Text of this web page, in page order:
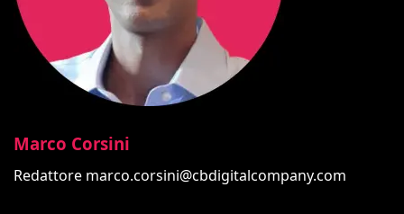
Marco Corsini
Redattore marco.corsini@cbdigitalcompany.com